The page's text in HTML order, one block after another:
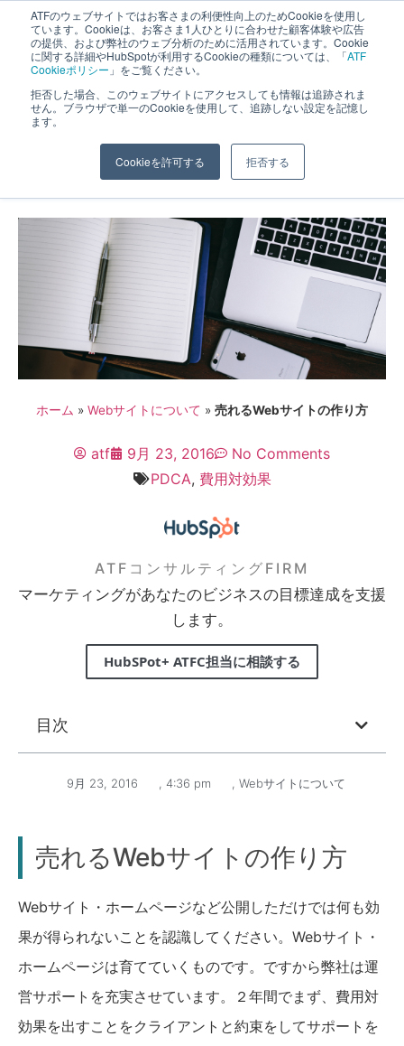
ATFのウェブサイトではお客さまの利便性向上のためCookieを使用し
ています。Cookieは、お客さま1人ひとりに合わせた顧客体験や広告
の提供、および弊社のウェブ分析のために活用されています。Cookie
に関する詳細やHubSpotが利用するCookieの種類については、「ATF
Cookieポリシー 」をご覧ください。
拒否した場合、このウェブサイトにアクセスしても情報は追跡されま
せん。ブラウザで単一のCookieを使用して、追跡しない設定を記憶し
ます。
Cookieを許可する 拒否する
長野県長野市・松本市ウェブ制作事業部 コンサルティングFIRM
売れるWebサイトの作り方
ホーム » Webサイトについて » 売れるWebサイトの作り方
atf 9月 23, 2016
No Comments
PDCA, 費用対効果
ATFコンサルティングFIRM
マーケティングがあなたのビジネスの目標達成を支援
します。
HubSPot+ ATFC担当に相談する
目次
9月 23, 2016 , 4:36 pm , Webサイトについて
売れるWebサイトの作り方
Webサイト・ホームページなど公開しただけでは何も効
果が得られないことを認識してください。Webサイト・
ホームページは育てていくものです。ですから弊社は運
営サポートを充実させています。２年間でまず、費用対
効果を出すことをクライアントと約束をしてサポートを